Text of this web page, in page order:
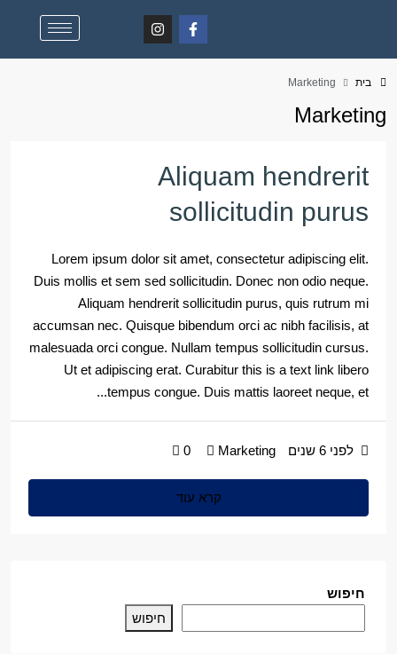
בית Marketing
Marketing
Aliquam hendrerit
sollicitudin purus
Lorem ipsum dolor sit amet, consectetur adipiscing elit.
Duis mollis et sem sed sollicitudin. Donec non odio neque.
Aliquam hendrerit sollicitudin purus, quis rutrum mi
accumsan nec. Quisque bibendum orci ac nibh facilisis, at
malesuada orci congue. Nullam tempus sollicitudin cursus.
Ut et adipiscing erat. Curabitur this is a text link libero
tempus congue. Duis mattis laoreet neque, et...
לפני 6 שנים Marketing
0
קרא עוד
חיפוש
חיפוש